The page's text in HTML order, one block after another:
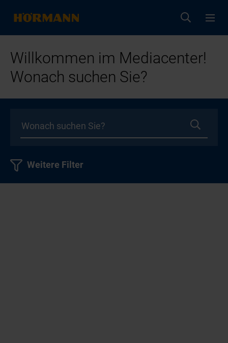
Willkommen im Mediacenter!
Wonach suchen Sie?
Weitere Filter